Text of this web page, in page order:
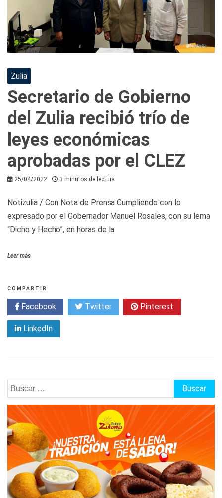
Zulia
Secretario de Gobierno
del Zulia recibió trío de
leyes económicas
aprobadas por el CLEZ
25/04/2022 3 minutos de lectura
Notizulia / Con Nota de Prensa Cumpliendo con lo
expresado por el Gobernador Manuel Rosales, con su lema
“Dicho y Hecho”, en horas de la
Leer más
COMPARTIR
Facebook Twitter Pinterest
LinkedIn
Buscar: